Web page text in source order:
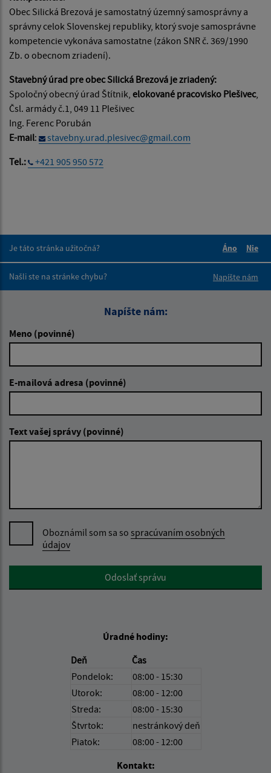
Obec Silická Brezová je samostatný územný samosprávny a
správny celok Slovenskej republiky, ktorý svoje samosprávne
kompetencie vykonáva samostatne (zákon SNR č. 369/1990
Zb. o obecnom zriadení).
Stavebný úrad pre obec Silická Brezová je zriadený:
Spoločný obecný úrad Štítnik, elokované pracovisko Plešivec,
Čsl. armády č.1, 049 11 Plešivec
Ing. Ferenc Porubán
E-mail:
stavebny.urad.plesivec@gmail.com
Tel.:
+421 905 950 572
Je táto stránka užitočná?
Áno
Nie
Našli ste na stránke chybu?
Napíšte nám
Napíšte nám:
Meno (povinné)
E-mailová adresa (povinné)
Text vašej správy (povinné)
Oboznámil som sa so spracúvaním osobných
údajov
Google reCaptcha ResponseOdoslať správu
Úradné hodiny:
Deň
Čas
Pondelok:
08:00 - 15:30
Utorok:
08:00 - 12:00
Streda:
08:00 - 15:30
Štvrtok:
nestránkový deň
Piatok:
08:00 - 12:00
Kontakt: